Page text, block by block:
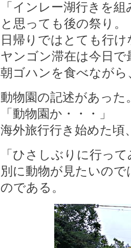
「インレー湖行きを
と思っても後の祭り。
日帰りではとても行け
ヤンゴン滞在は今日で
朝ゴハンを食べなが
動物園の記述があった
「動物園か・・・」
海外旅行行き始めた頃
「ひさしぶりに行っ
別に動物が見たいの
のである。